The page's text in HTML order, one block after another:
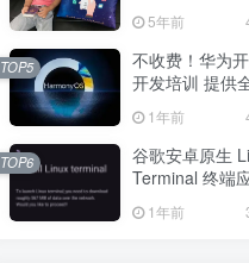
5年前
不收费！华为
开发培训 提供
1年前
TOP5
谷歌安卓原生
Terminal 终端
1年前
TOP6